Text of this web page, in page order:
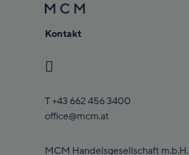
Kontakt
T+43 662 456 3400
office@mcm.at
MCM Handelsgesellschaft m.b.H.